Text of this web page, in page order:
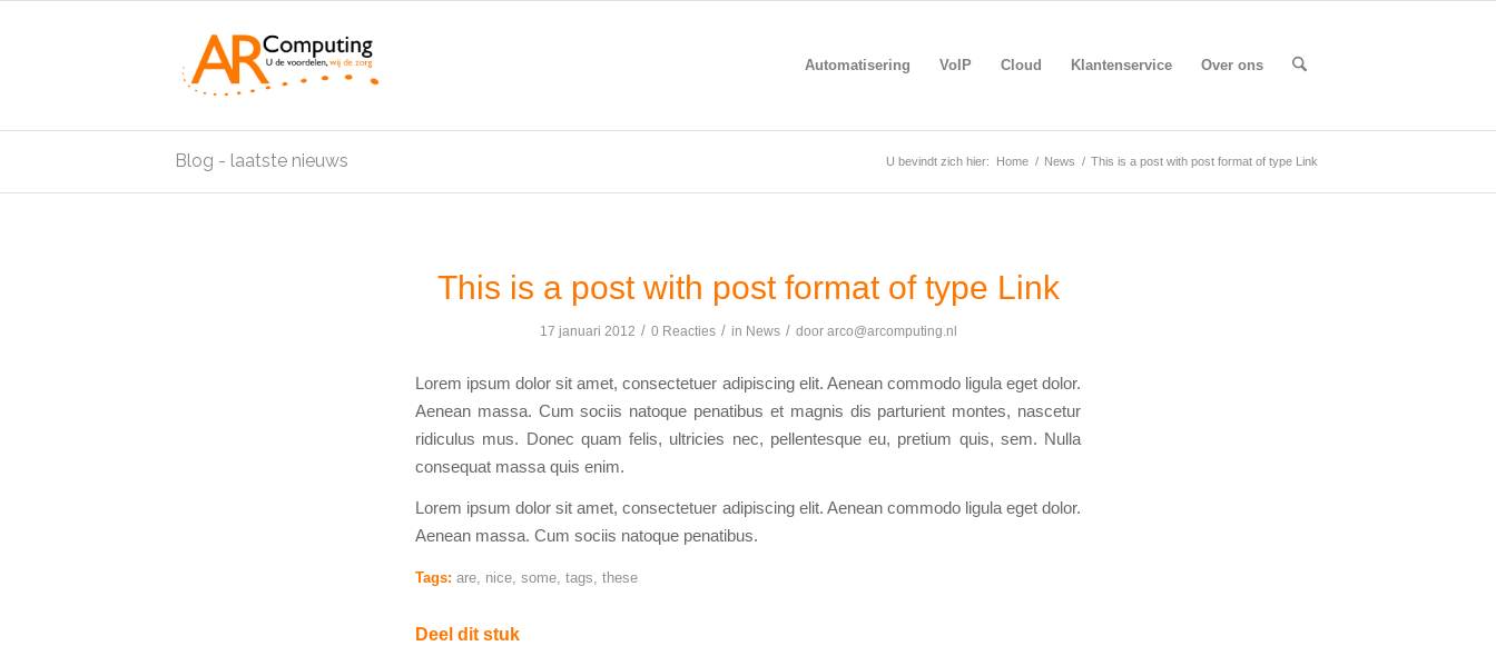
Automatisering VoIP Cloud Klantenservice Over ons
Blog - laatste nieuws U bevindt zich hier: Home / News / This is a post with post format of type Link
This is a post with post format of type Link
17 januari 2012 / 0 Reacties / in News / door arco@arcomputing.nl
Lorem ipsum dolor sit amet, consectetuer adipiscing elit. Aenean commodo ligula eget dolor.
Aenean massa. Cum sociis natoque penatibus et magnis dis parturient montes, nascetur
ridiculus mus. Donec quam felis, ultricies nec, pellentesque eu, pretium quis, sem. Nulla
consequat massa quis enim.
Lorem ipsum dolor sit amet, consectetuer adipiscing elit. Aenean commodo ligula eget dolor.
Aenean massa. Cum sociis natoque penatibus.
Tags: are, nice, some, tags, these
Deel dit stuk